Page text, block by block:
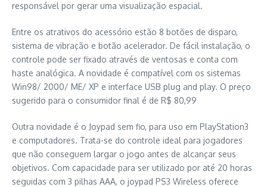
responsável por gerar uma visualização espacial.
Entre os atrativos do acessório estão 8 botões de disparo,
sistema de vibração e botão acelerador. De fácil instalação, o
controle pode ser fixado através de ventosas e conta com
haste analógica. A novidade é compatível com os sistemas
Win98/ 2000/ ME/ XP e interface USB plug and play. O preço
sugerido para o consumidor final é de R$ 80,99
Outra novidade é o Joypad sem fio, para uso em PlayStation3
e computadores. Trata-se do controle ideal para jogadores
que não conseguem largar o jogo antes de alcançar seus
objetivos. Com capacidade para ser utilizado por até 20 horas
seguidas com 3 pilhas AAA, o joypad PS3 Wireless oferece